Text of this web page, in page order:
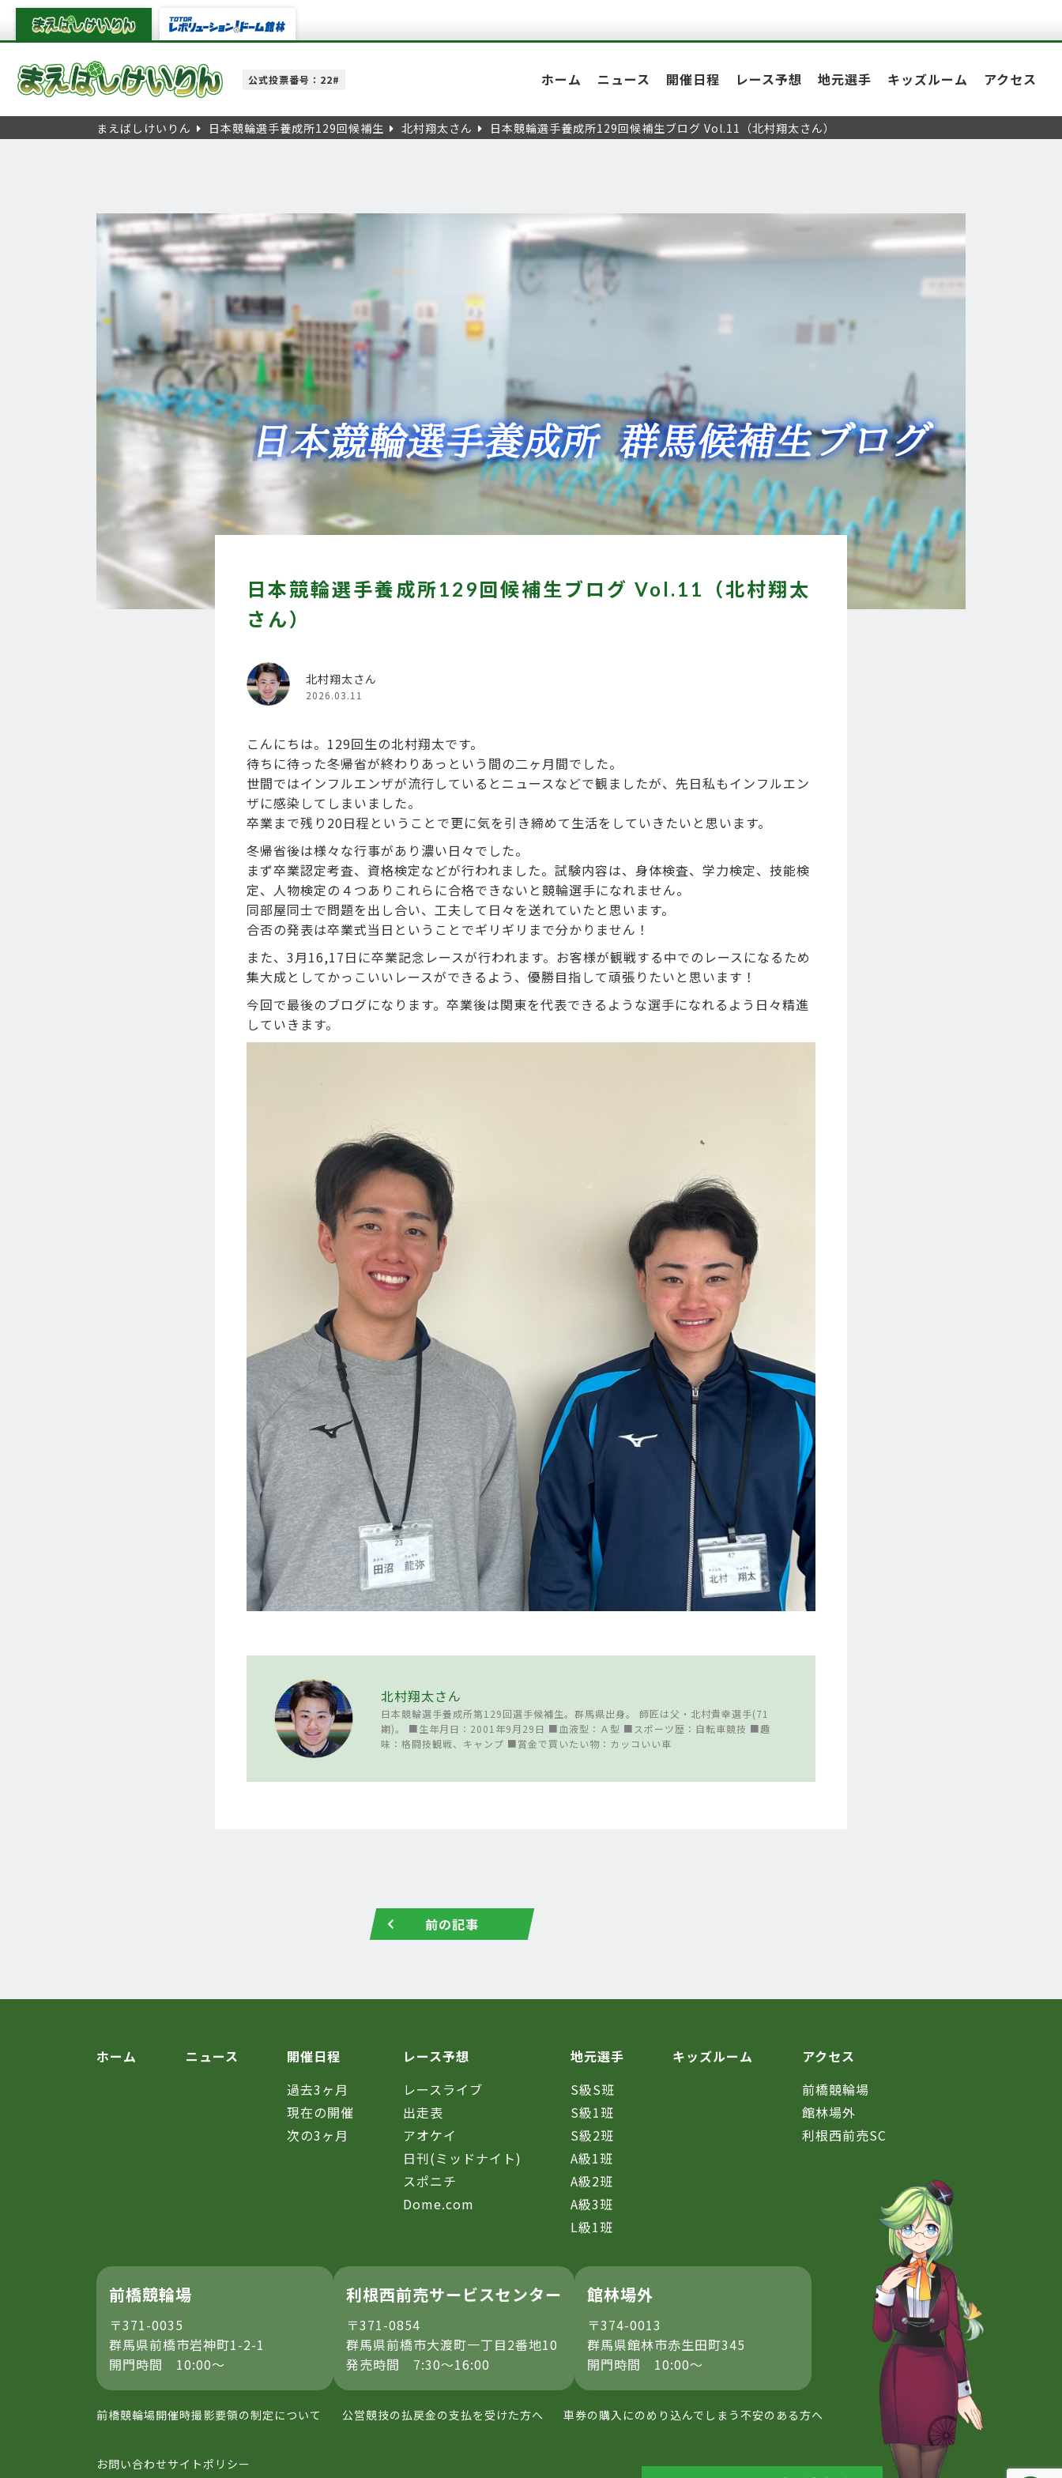
公式投票番号：22# ホーム ニュース 開催日程 レース予想 地元選手 キッズルーム アクセス
まえばしけいりん 日本競輪選手養成所129回候補生 北村翔太さん 日本競輪選手養成所129回候補生ブログ Vol.11（北村翔太さん）
日本競輪選手養成所129回候補生ブログ Vol.11（北村翔太
さん）
北村翔太さん
2026.03.11
こんにちは。129回生の北村翔太です。
待ちに待った冬帰省が終わりあっという間の二ヶ月間でした。
世間ではインフルエンザが流行しているとニュースなどで観ましたが、先日私もインフルエン
ザに感染してしまいました。
卒業まで残り20日程ということで更に気を引き締めて生活をしていきたいと思います。
冬帰省後は様々な行事があり濃い日々でした。
まず卒業認定考査、資格検定などが行われました。試験内容は、身体検査、学力検定、技能検
定、人物検定の４つありこれらに合格できないと競輪選手になれません。
同部屋同士で問題を出し合い、工夫して日々を送れていたと思います。
合否の発表は卒業式当日ということでギリギリまで分かりません！
また、3月16,17日に卒業記念レースが行われます。お客様が観戦する中でのレースになるため
集大成としてかっこいいレースができるよう、優勝目指して頑張りたいと思います！
今回で最後のブログになります。卒業後は関東を代表できるような選手になれるよう日々精進
していきます。
北村翔太さん
日本競輪選手養成所第129回選手候補生。群馬県出身。 師匠は父・北村貴幸選手(71
期)。 ■生年月日：2001年9月29日 ■血液型：Ａ型 ■スポーツ歴：自転車競技 ■趣
味：格闘技観戦、キャンプ ■賞金で買いたい物：カッコいい車
前の記事
ホーム ニュース
開催日程
過去3ヶ月
現在の開催
次の3ヶ月
レース予想
レースライブ
出走表
アオケイ
日刊(ミッドナイト)
スポニチ
Dome.com
地元選手
S級S班
S級1班
S級2班
A級1班
A級2班
A級3班
L級1班
キッズルーム
アクセス
前橋競輪場
館林場外
利根西前売SC
前橋競輪場
〒371-0035
群馬県前橋市岩神町1-2-1
開門時間 10:00～
利根西前売サービスセンター
〒371-0854
群馬県前橋市大渡町一丁目2番地10
発売時間 7:30～16:00
館林場外
〒374-0013
群馬県館林市赤生田町345
開門時間 10:00～
前橋競輪場開催時撮影要領の制定について 公営競技の払戻金の支払を受けた方へ 車券の購入にのめり込んでしまう不安のある方へ
お問い合わせサイトポリシー